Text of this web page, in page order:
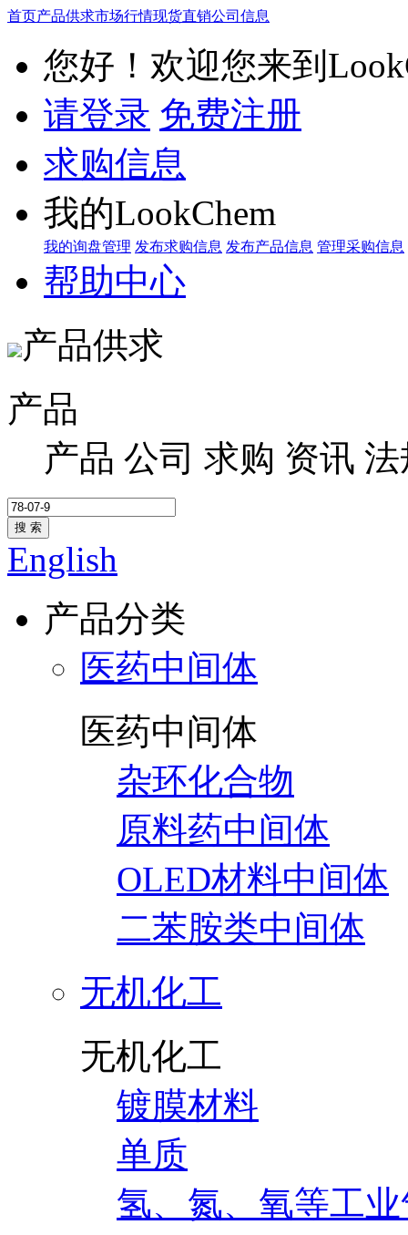
首页产品供求市场行情现货直销公司信息
您好！欢迎您来到
请登录 免费注册
求购信息
我的LookChem
我的询盘管理 发布求购信息 发布产品信息 管理采购信息
帮助中心
产品供求
产品
产品 公司 求购 资讯 法
搜 索
English
产品分类
医药中间体
医药中间体
杂环化合物
原料药中间体
OLED材料中间体
二苯胺类中间体
无机化工
无机化工
镀膜材料
单质
氢、氮、氧等工